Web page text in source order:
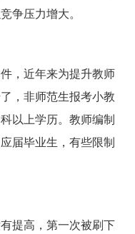
争压力增大。
，近年来为提升教师
，非师范生报考小教
以上学历。教师编制
届毕业生，有些限制
提高，第一次被刷下